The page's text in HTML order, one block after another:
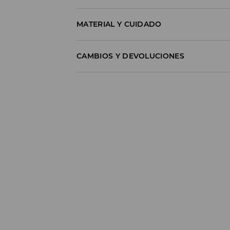
MATERIAL Y CUIDADO
CAMBIOS Y DEVOLUCIONES